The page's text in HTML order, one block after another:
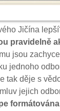
Jičína
pravidelně
jsou
jednoho
tak děje s
jejich
formátována